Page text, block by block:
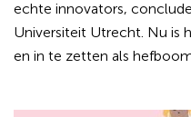
echte innovators,
Universiteit Utrecht. Nu is
en in te zetten als